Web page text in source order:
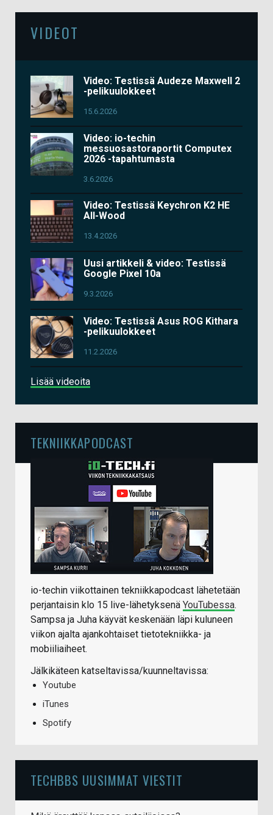
VIDEOT
Video: Testissä Audeze Maxwell 2
-pelikuulokkeet
15.6.2026
Video: io-techin
messuosastoraportit Computex
2026 -tapahtumasta
3.6.2026
Video: Testissä Keychron K2 HE
All-Wood
13.4.2026
Uusi artikkeli & video: Testissä
Google Pixel 10a
9.3.2026
Video: Testissä Asus ROG Kithara
-pelikuulokkeet
11.2.2026
Lisää videoita
TEKNIIKKAPODCAST
io-techin viikottainen tekniikkapodcast lähetetään
perjantaisin klo 15 live-lähetyksenä YouTubessa.
Sampsa ja Juha käyvät keskenään läpi kuluneen
viikon ajalta ajankohtaiset tietotekniikka- ja
mobiiliaiheet.
Jälkikäteen katseltavissa/kuunneltavissa:
Youtube
iTunes
Spotify
TECHBBS UUSIMMAT VIESTIT